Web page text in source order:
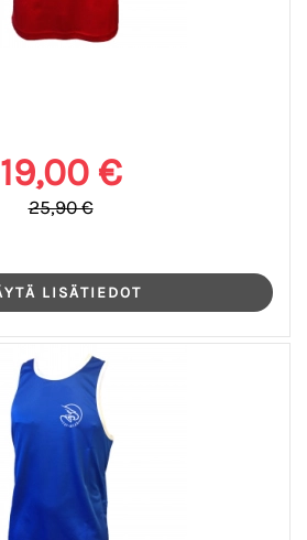
19,00 €
25,90 €